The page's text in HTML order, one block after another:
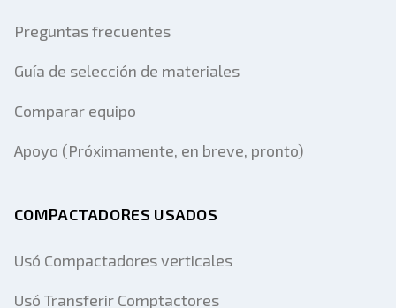
Preguntas frecuentes
Guía de selección de materiales
Comparar equipo
Apoyo (Próximamente, en breve, pronto)
COMPACTADORES USADOS
Usó Compactadores verticales
Usó Transferir Comptactores